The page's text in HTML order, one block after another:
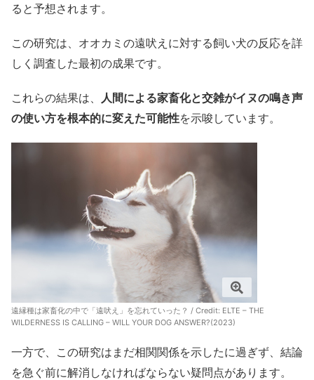
ると予想されます。
この研究は、オオカミの遠吠えに対する飼い犬の反応を詳
しく調査した最初の成果です。
これらの結果は、
人間による家畜化と交雑がイヌの鳴き声
の使い方を根本的に変えた可能性を示唆しています。
遠縁種は家畜化の中で「遠吠え」を忘れていった？ / Credit: ELTE – THE
WILDERNESS IS CALLING – WILL YOUR DOG ANSWER?(2023)
一方で、この研究はまだ相関関係を示したに過ぎず、結論
を急ぐ前に解消しなければならない疑問点があります。